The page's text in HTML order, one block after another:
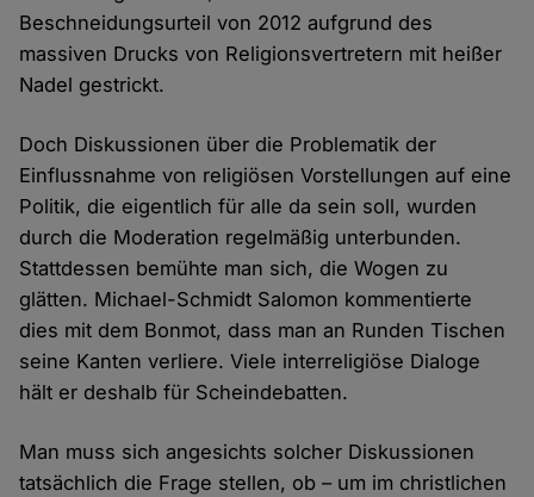
Beschneidungsurteil von 2012 aufgrund des
massiven Drucks von Religionsvertretern mit heißer
Nadel gestrickt.
Doch Diskussionen über die Problematik der
Einflussnahme von religiösen Vorstellungen auf eine
Politik, die eigentlich für alle da sein soll, wurden
durch die Moderation regelmäßig unterbunden.
Stattdessen bemühte man sich, die Wogen zu
glätten. Michael-Schmidt Salomon kommentierte
dies mit dem Bonmot, dass man an Runden Tischen
seine Kanten verliere. Viele interreligiöse Dialoge
hält er deshalb für Scheindebatten.
Man muss sich angesichts solcher Diskussionen
tatsächlich die Frage stellen, ob – um im christlichen